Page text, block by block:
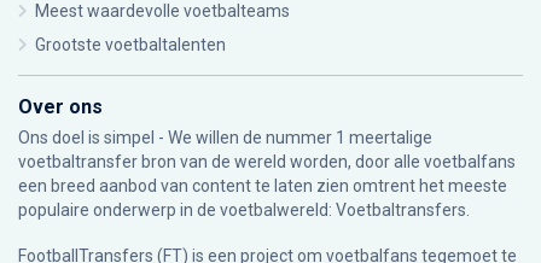
Meest waardevolle voetbalteams
Grootste voetbaltalenten
Over ons
Ons doel is simpel - We willen de nummer 1 meertalige
voetbaltransfer bron van de wereld worden, door alle voetbalfans
een breed aanbod van content te laten zien omtrent het meeste
populaire onderwerp in de voetbalwereld: Voetbaltransfers.
FootballTransfers (FT) is een project om voetbalfans tegemoet te